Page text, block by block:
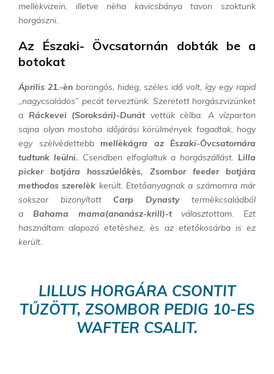
mellèkvizein, illetve nèha kavicsbánya tavon szoktunk
horgászni.
Az Északi- Övcsatornán dobták be a
botokat
Április 21.-èn borongós, hideg, széles idő volt, így egy rapid
,,nagycsaládos” pecát terveztünk. Szeretett horgászvizünket
a Ráckevei (Soroksári)-Dunátvettük cèlba. A vízparton
sajna olyan mostoha időjárási körülmények fogadtak, hogy
egy szèlvèdettebb mellèkágra az Èszaki-Övcsatornára
tudtunk leülni. Csendben elfoglaltuk a horgászállást. Lilla
picker botjára hosszúelőkès, Zsombor feeder botjára
methodos szerelèk került. Etetőanyagnak a számomra már
sokszor bizonyított Carp Dynastytermèkcsaládból
a Bahama mama(ananász-krill)-tválasztottam. Ezt
használtam alapozó etetèshez, ès az etetőkosárba is ez
került.
LILLUS HORGÁRA CSONTIT
TŰZÖTT, ZSOMBOR PEDIG 10-ES
WAFTER CSALIT.